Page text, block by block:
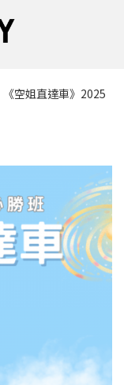
《空姐直達車》2025